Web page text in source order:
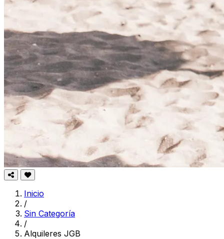
Inicio
/
Sin Categoría
/
Alquileres JGB